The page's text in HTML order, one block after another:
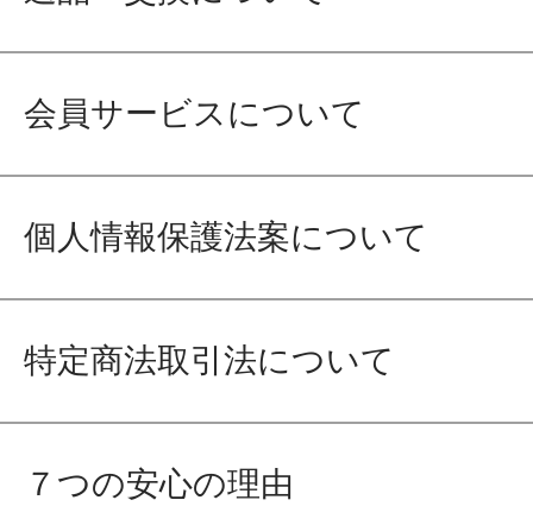
会員サービスについて
個人情報保護法案について
特定商法取引法について
７つの安心の理由